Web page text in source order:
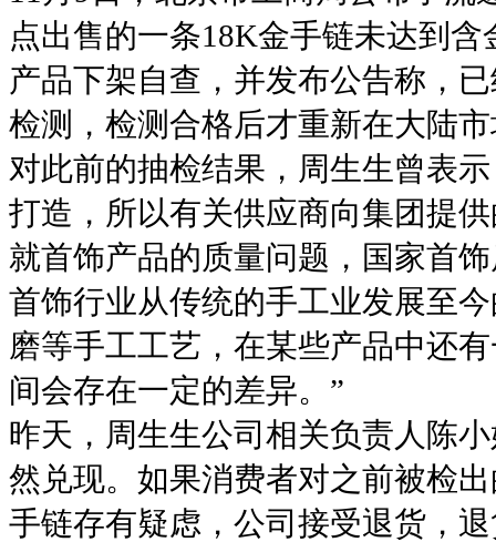
点出售的一条18K金手链未达到
产品下架自查，并发布公告称，
检测，检测合格后才重新在大陆
对此前的抽检结果，周生生曾表
打造，所以有关供应商向集团提
就首饰产品的质量问题，国家首
首饰行业从传统的手工业发展至
磨等手工工艺，在某些产品中还
间会存在一定的差异。”
昨天，周生生公司相关负责人陈
然兑现。如果消费者对之前被检
手链存有疑虑，公司接受退货，